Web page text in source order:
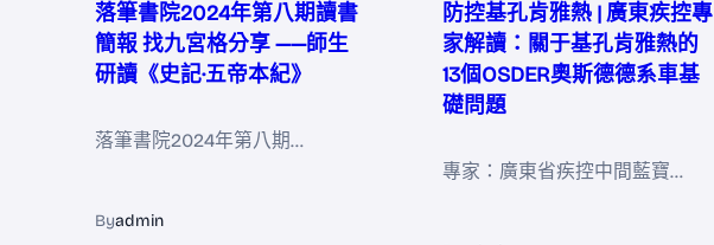
落筆書院2024年第八期讀書
簡報 找九宮格分享 ——師生
研讀《史記·五帝本紀》
落筆書院2024年第八期…
Byadmin
防控基孔肯雅熱 | 廣東疾控專
家解讀：關于基孔肯雅熱的
13個OSDER奧斯德德系車基
礎問題
專家：廣東省疾控中間藍寶…